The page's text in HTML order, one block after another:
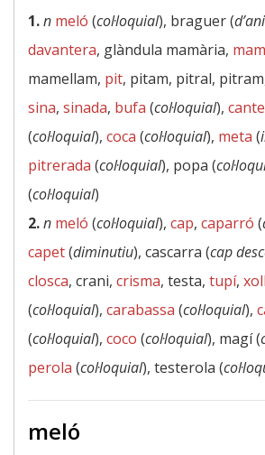
1.n meló (col·loquial), braguer (
davantera, glàndula mamària,
mamellam, pit, pitam, pitral,
sina, sinada, bufa (col·loquial),
(col·loquial), coca (col·loquial), meta (
pitrerada (col·loquial), popa (
(col·loquial)
2.n meló (col·loquial), cap, caparró (
capet(diminutiu), cascarra (cap
closca, crani, crisma, testa, tupí,
(col·loquial), carabassa (col·loquial),
(col·loquial), coco (col·loquial), magí (
perola (col·loquial), testerola (
meló